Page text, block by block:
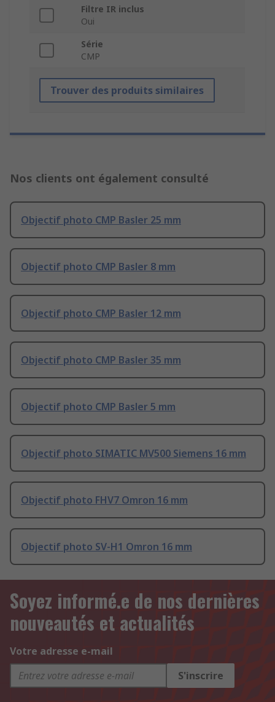
Filtre IR inclus
Oui
Série
CMP
Trouver des produits similaires
Nos clients ont également consulté
Objectif photo CMP Basler 25 mm
Objectif photo CMP Basler 8 mm
Objectif photo CMP Basler 12 mm
Objectif photo CMP Basler 35 mm
Objectif photo CMP Basler 5 mm
Objectif photo SIMATIC MV500 Siemens 16 mm
Objectif photo FHV7 Omron 16 mm
Objectif photo SV-H1 Omron 16 mm
Soyez informé.e de nos dernières
nouveautés et actualités
Votre adresse e-mail
S'inscrire